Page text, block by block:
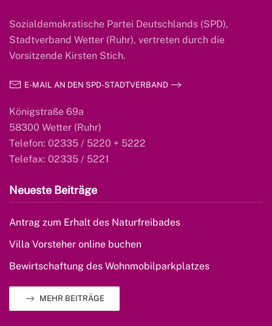
Sozialdemokratische Partei Deutschlands (SPD),
Stadtverband Wetter (Ruhr), vertreten durch die
Vorsitzende Kirsten Stich.
E-MAIL AN DEN SPD-STADTVERBAND
Königstraße 69a
58300 Wetter (Ruhr)
Telefon: 02335 / 5220 + 5222
Telefax: 02335 / 5221
Neueste Beiträge
Antrag zum Erhalt des Naturfreibades
Villa Vorsteher online buchen
Bewirtschaftung des Wohnmobilparkplatzes
MEHR BEITRÄGE